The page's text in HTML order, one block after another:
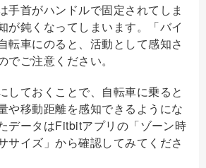
手首がハンドルで固定されてしま
が鈍くなってしまいます。「バイ
転車にのると、活動として感知さ
ご注意ください。
しておくことで、自転車に乗ると
や移動距離を感知できるようにな
データはFitbitアプリの「ゾーン時
サイズ」から確認してみてくださ